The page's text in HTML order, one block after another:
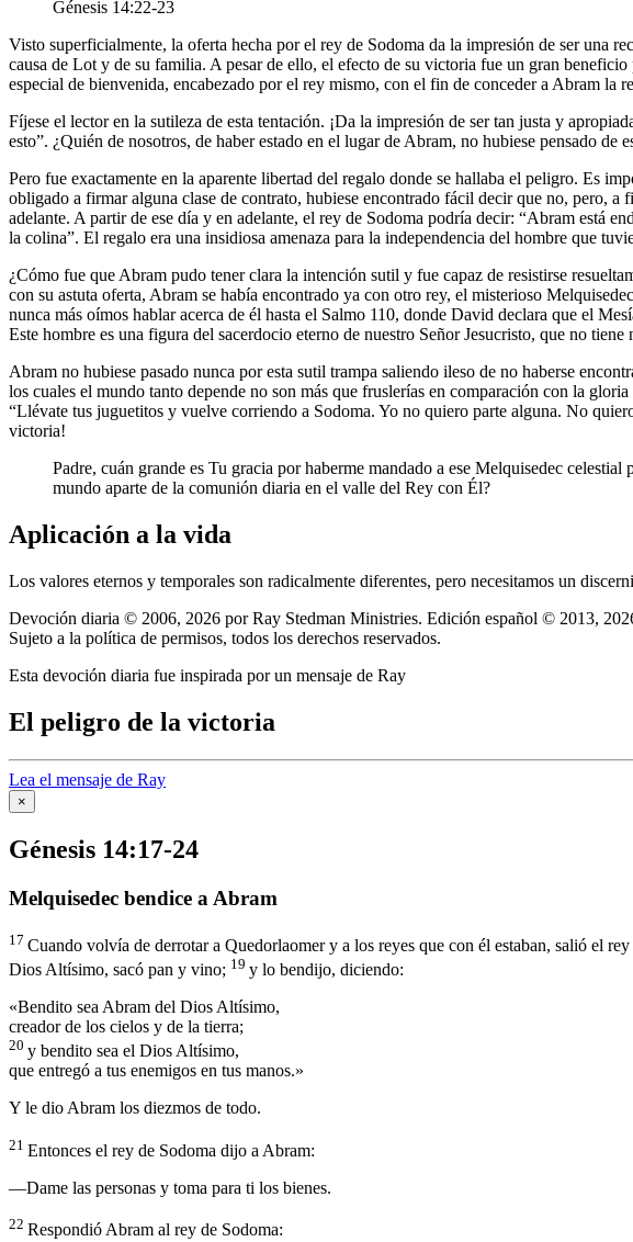
Génesis 14:22-23
Visto superficialmente, la oferta hecha por el rey de Sodoma da la impresión de ser una
causa de Lot y de su familia. A pesar de ello, el efecto de su victoria fue un gran
especial de bienvenida, encabezado por el rey mismo, con el fin de conceder a Abram la
Fíjese el lector en la sutileza de esta tentación. ¡Da la impresión de ser tan justa y
esto”. ¿Quién de nosotros, de haber estado en el lugar de Abram, no hubiese pensado de
Pero fue exactamente en la aparente libertad del regalo donde se hallaba el peligro. Es
obligado a firmar alguna clase de contrato, hubiese encontrado fácil decir que no, pero,
adelante. A partir de ese día y en adelante, el rey de Sodoma podría decir: “Abram está
la colina”. El regalo era una insidiosa amenaza para la independencia del hombre que
¿Cómo fue que Abram pudo tener clara la intención sutil y fue capaz de resistirse
con su astuta oferta, Abram se había encontrado ya con otro rey, el misterioso
nunca más oímos hablar acerca de él hasta el Salmo 110, donde David declara que el
Este hombre es una figura del sacerdocio eterno de nuestro Señor Jesucristo, que no
Abram no hubiese pasado nunca por esta sutil trampa saliendo ileso de no haberse
los cuales el mundo tanto depende no son más que fruslerías en comparación con la
“Llévate tus juguetitos y vuelve corriendo a Sodoma. Yo no quiero parte alguna. No
victoria!
Padre, cuán grande es Tu gracia por haberme mandado a ese Melquisedec
mundo aparte de la comunión diaria en el valle del Rey con Él?
Aplicación a la vida
Los valores eternos y temporales son radicalmente diferentes, pero necesitamos un
Devoción diaria © 2006, 2026 por Ray Stedman Ministries. Edición español © 2013,
Sujeto a la política de permisos, todos los derechos reservados.
Esta devoción diaria fue inspirada por un mensaje de Ray
El peligro de la victoria
Lea el mensaje de Ray
×
Génesis 14:17-24
Melquisedec bendice a Abram
17 Cuando volvía de derrotar a Quedorlaomer y a los reyes que con él estaban, salió el
Dios Altísimo, sacó pan y vino; 19 y lo bendijo, diciendo:
«Bendito sea Abram del Dios Altísimo,
creador de los cielos y de la tierra;
20 y bendito sea el Dios Altísimo,
que entregó a tus enemigos en tus manos.»
Y le dio Abram los diezmos de todo.
21 Entonces el rey de Sodoma dijo a Abram:
—Dame las personas y toma para ti los bienes.
22 Respondió Abram al rey de Sodoma: